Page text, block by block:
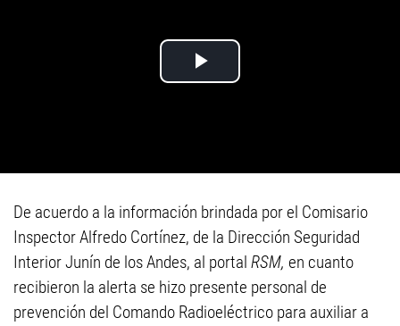
De acuerdo a la información brindada por el Comisario
Inspector Alfredo Cortínez, de la Dirección Seguridad
Interior Junín de los Andes, al portal RSM, en cuanto
recibieron la alerta se hizo presente personal de
prevención del Comando Radioeléctrico para auxiliar a